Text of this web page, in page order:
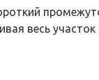
весь